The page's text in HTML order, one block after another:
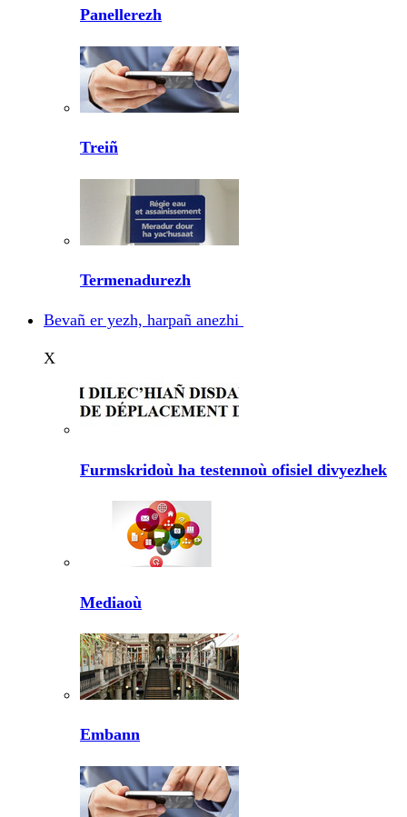
Panellerezh
Treiñ
Termenadurezh
Bevañ er yezh, harpañ anezhi
X
Furmskridoù ha testennoù ofisiel divyezhek
Mediaoù
Embann